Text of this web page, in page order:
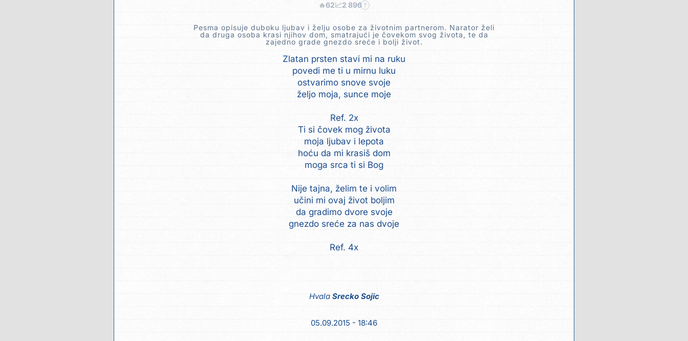
🔥62📈2 896 ?
Pesma opisuje duboku ljubav i želju osobe za životnim partnerom. Narator želi
da druga osoba krasi njihov dom, smatrajući je čovekom svog života, te da
zajedno grade gnezdo sreće i bolji život.
Zlatan prsten stavi mi na ruku
povedi me ti u mirnu luku
ostvarimo snove svoje
željo moja, sunce moje
Ref. 2x
Ti si čovek mog života
moja ljubav i lepota
hoću da mi krasiš dom
moga srca ti si Bog
Nije tajna, želim te i volim
učini mi ovaj život boljim
da gradimo dvore svoje
gnezdo sreće za nas dvoje
Ref. 4x
Hvala Srecko Sojic
05.09.2015 - 18:46